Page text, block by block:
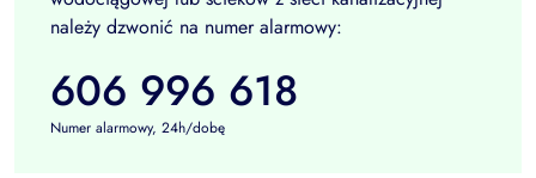
należy dzwonić na numer alarmowy:
606 996 618
Numer alarmowy, 24h/dobę